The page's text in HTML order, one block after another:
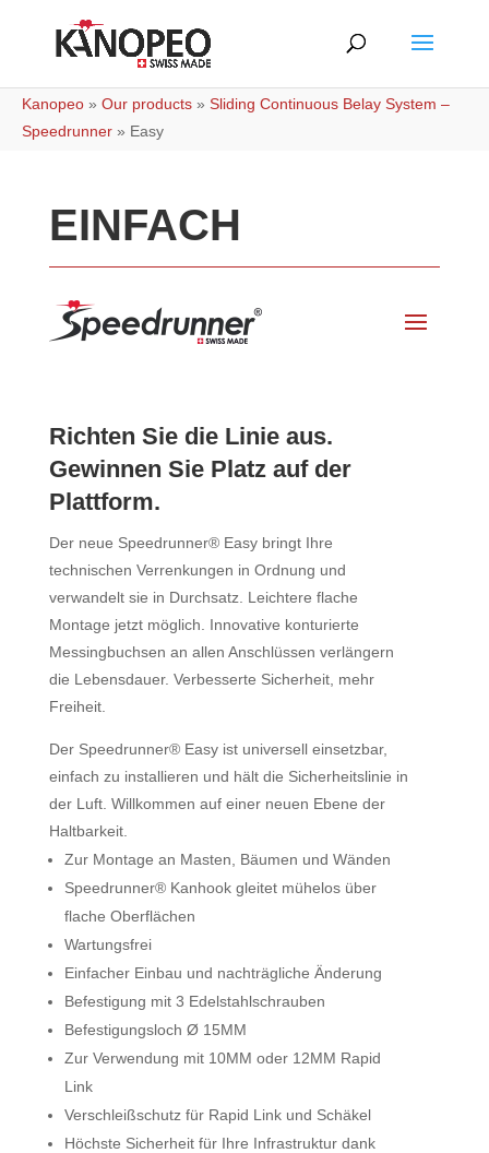
Kanopeo » Our products » Sliding Continuous Belay System –
Speedrunner » Easy
EINFACH
Richten Sie die Linie aus.
Gewinnen Sie Platz auf der
Plattform.
Der neue Speedrunner® Easy bringt Ihre
technischen Verrenkungen in Ordnung und
verwandelt sie in Durchsatz. Leichtere flache
Montage jetzt möglich. Innovative konturierte
Messingbuchsen an allen Anschlüssen verlängern
die Lebensdauer. Verbesserte Sicherheit, mehr
Freiheit.
Der Speedrunner® Easy ist universell einsetzbar,
einfach zu installieren und hält die Sicherheitslinie in
der Luft. Willkommen auf einer neuen Ebene der
Haltbarkeit.
Zur Montage an Masten, Bäumen und Wänden
Speedrunner® Kanhook gleitet mühelos über
flache Oberflächen
Wartungsfrei
Einfacher Einbau und nachträgliche Änderung
Befestigung mit 3 Edelstahlschrauben
Befestigungsloch Ø 15MM
Zur Verwendung mit 10MM oder 12MM Rapid
Link
Verschleißschutz für Rapid Link und Schäkel
Höchste Sicherheit für Ihre Infrastruktur dank